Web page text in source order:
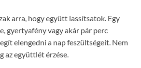
arra, hogy együtt lassítsatok. Egy
gyertyafény vagy akár pár perc
elengedni a nap feszültségeit. Nem
az együttlét érzése.